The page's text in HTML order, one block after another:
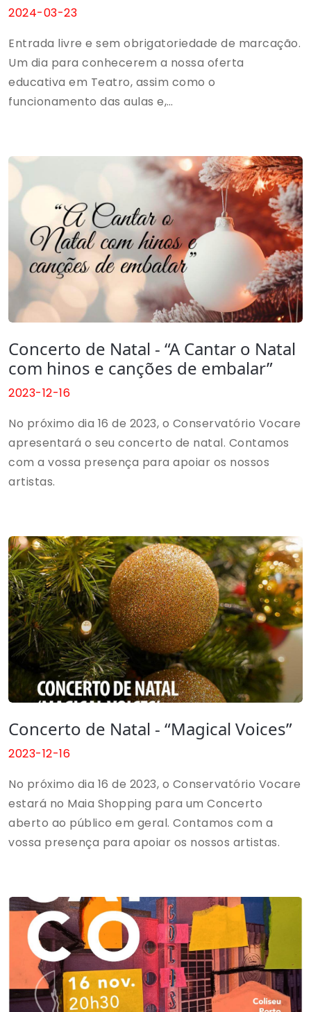
2024-03-23
Entrada livre e sem obrigatoriedade de marcação.
Um dia para conhecerem a nossa oferta
educativa em Teatro, assim como o
funcionamento das aulas e,
Concerto de Natal - “A Cantar o Natal
com hinos e canções de embalar”
2023-12-16
No próximo dia 16 de 2023, o Conservatório Vocare
apresentará o seu concerto de natal. Contamos
com a vossa presença para apoiar os nossos
artistas.
Concerto de Natal - “Magical Voices”
2023-12-16
No próximo dia 16 de 2023, o Conservatório Vocare
estará no Maia Shopping para um Concerto
aberto ao público em geral. Contamos com a
vossa presença para apoiar os nossos artistas.